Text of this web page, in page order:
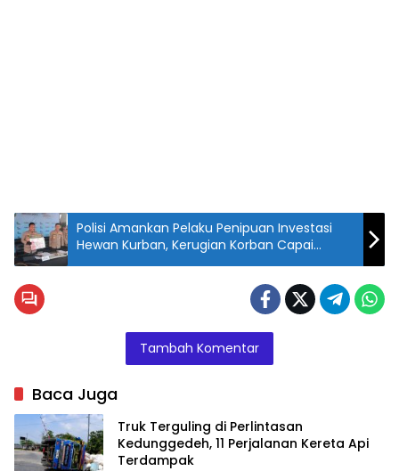
Polisi Amankan Pelaku Penipuan Investasi
Hewan Kurban, Kerugian Korban Capai
Rp947 Juta
Tambah Komentar
Baca Juga
Truk Terguling di Perlintasan
Kedunggedeh, 11 Perjalanan Kereta Api
Terdampak